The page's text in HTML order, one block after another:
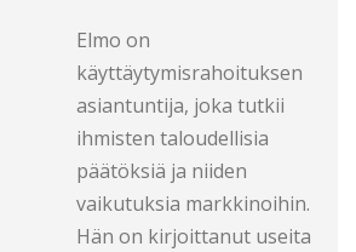
Elmo on
käyttäytymisrahoituksen
asiantuntija, joka tutkii
ihmisten taloudellisia
päätöksiä ja niiden
vaikutuksia markkinoihin.
Hän on kirjoittanut useita